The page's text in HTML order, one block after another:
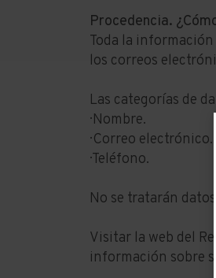
Procedencia.
Toda la
los correos
Las categorías de
· Nombre.
· Correo electrónico.
· Teléfono.
No se tratarán
Visitar la web del
información sobre